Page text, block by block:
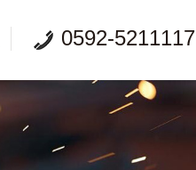
0592-5211117